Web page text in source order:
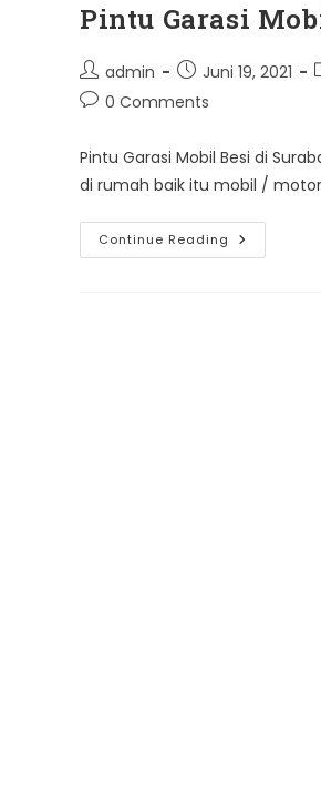
Pintu Garasi
Post
author:
admin
Post
published:
Juni 19, 2021
Post0 Comments
Pintu Garasi Mobil Besi di
di rumah baik itu mobil /
Continue Reading Pintu
Garasi